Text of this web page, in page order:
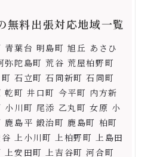
無料出張対応地域一覧
青葉台 明島町 旭丘 あさひ
弥陀島町 荒谷 荒屋柏野町
石立町 石同新町 石同町
乾町 井口町 今平町 内方新
小川町 尾添 乙丸町 女原 小
鹿島平 鍛治町 鹿島町 柏町
上小川町 上柏野町 上島田
上安田町 上吉谷町 河合町